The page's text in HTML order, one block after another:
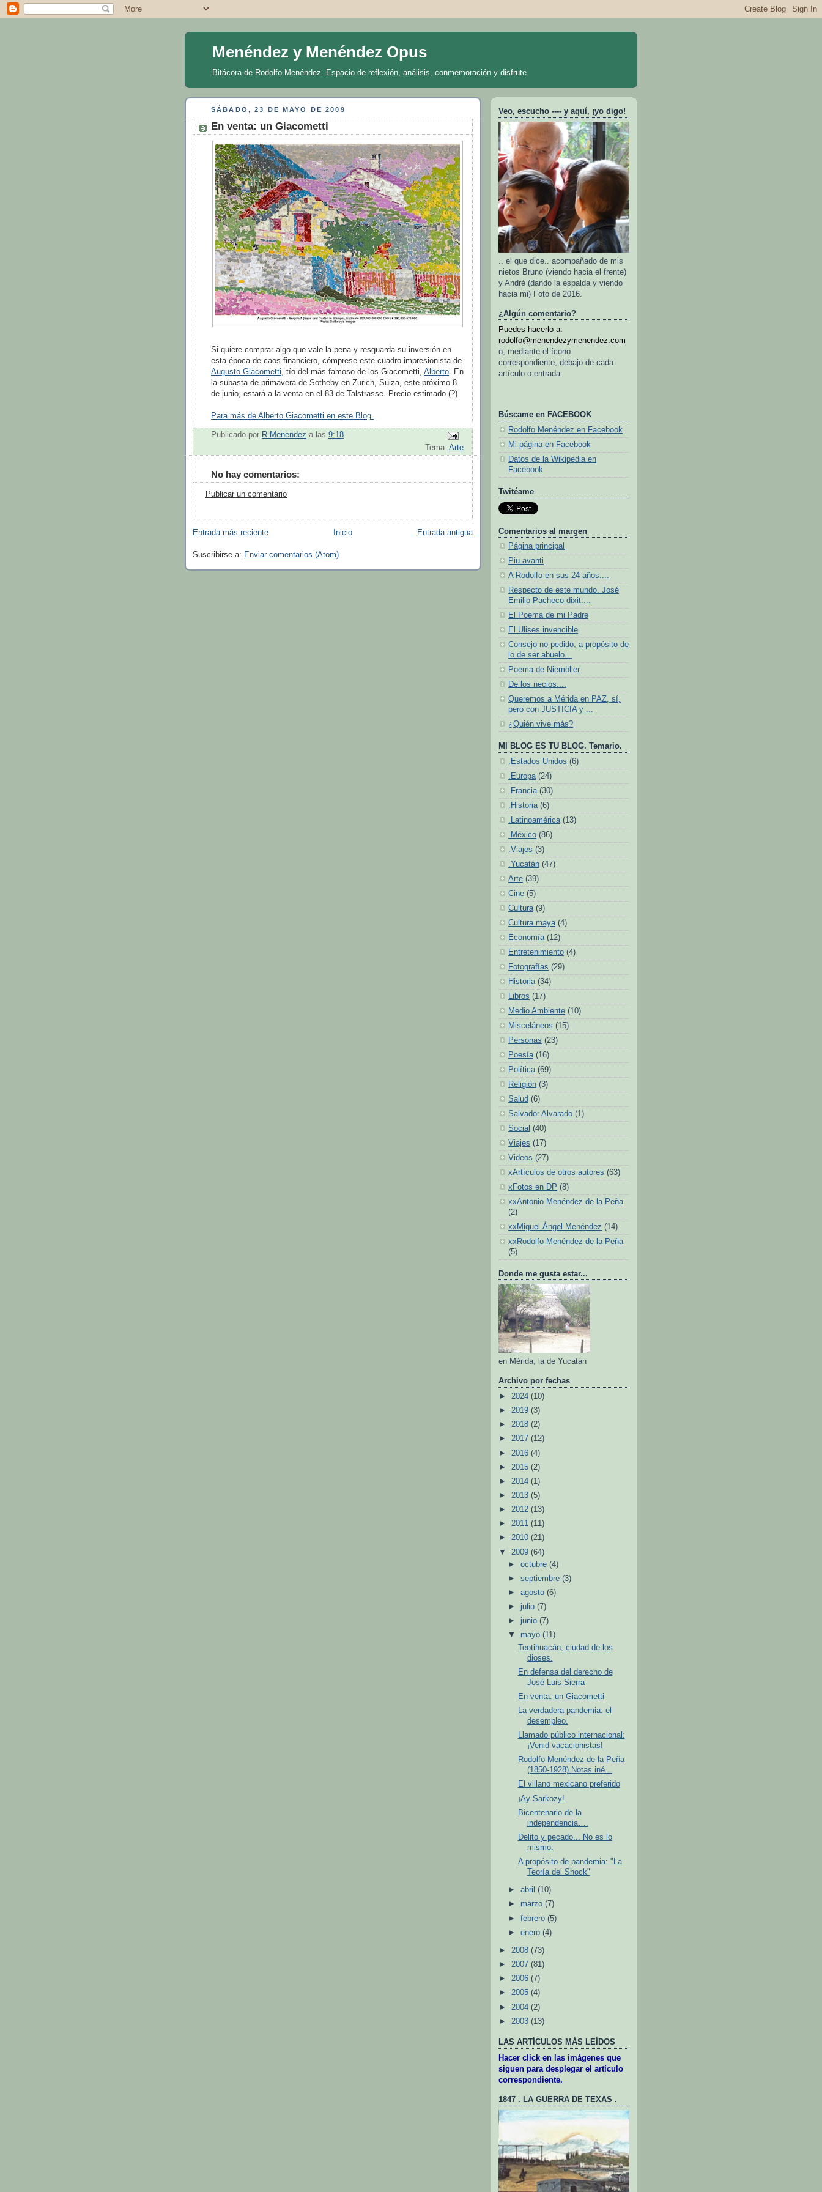
Menéndez y Menéndez Opus
Bitácora de Rodolfo Menéndez. Espacio de reflexión, análisis, conmemoración y disfrute.
SÁBADO, 23 DE MAYO DE 2009
En venta: un Giacometti
Si quiere comprar algo que vale la pena y resguarda su inversión en
esta época de caos financiero, cómprese este cuadro impresionista de
Augusto Giacometti , tío del más famoso de los Giacometti, Alberto . En
la subasta de primavera de Sotheby en Zurich, Suiza, este próximo 8
de junio, estará a la venta en el 83 de Talstrasse. Precio estimado (?)
Para más de Alberto Giacometti en este Blog.
Publicado por R Menendez a las 9:18
Tema: Arte
No hay comentarios:
Publicar un comentario
Entrada más reciente Entrada antigua
Inicio
Suscribirse a: Enviar comentarios (Atom)
Veo, escucho ---- y aquí, ¡yo digo!
.. el que dice.. acompañado de mis
nietos Bruno (viendo hacia el frente)
y André (dando la espalda y viendo
hacia mi) Foto de 2016.
¿Algún comentario?
Puedes hacerlo a:
rodolfo@menendezymenendez.com
o, mediante el ícono
correspondiente, debajo de cada
artículo o entrada.
Búscame en FACEBOOK
Rodolfo Menéndez en Facebook
Mi página en Facebook
Datos de la Wikipedia en
Facebook
Twitéame
Comentarios al margen
Página principal
Piu avanti
A Rodolfo en sus 24 años....
Respecto de este mundo. José
Emilio Pacheco dixit:...
El Poema de mi Padre
El Ulises invencible
Consejo no pedido, a propósito de
lo de ser abuelo...
Poema de Niemöller
De los necios....
Queremos a Mérida en PAZ, sí,
pero con JUSTICIA y ...
¿Quién vive más?
MI BLOG ES TU BLOG. Temario.
.Estados Unidos (6)
.Europa (24)
.Francia (30)
.Historia (6)
.Latinoamérica (13)
.México (86)
.Viajes (3)
.Yucatán (47)
Arte (39)
Cine (5)
Cultura (9)
Cultura maya (4)
Economía (12)
Entretenimiento (4)
Fotografías (29)
Historia (34)
Libros (17)
Medio Ambiente (10)
Misceláneos (15)
Personas (23)
Poesía (16)
Política (69)
Religión (3)
Salud (6)
Salvador Alvarado (1)
Social (40)
Viajes (17)
Videos (27)
xArtículos de otros autores (63)
xFotos en DP (8)
xxAntonio Menéndez de la Peña
(2)
xxMiguel Ángel Menéndez (14)
xxRodolfo Menéndez de la Peña
(5)
Donde me gusta estar...
en Mérida, la de Yucatán
Archivo por fechas
► 2024 (10)
► 2019 (3)
► 2018 (2)
► 2017 (12)
► 2016 (4)
► 2015 (2)
► 2014 (1)
► 2013 (5)
► 2012 (13)
► 2011 (11)
► 2010 (21)
▼ 2009 (64)
►octubre(4)
►septiembre(3)
►agosto(6)
► julio(7)
► junio(7)
▼ mayo(11)
Teotihuacán, ciudad de los
dioses.
En defensa del derecho de
José Luis Sierra
En venta: un Giacometti
La verdadera pandemia: el
desempleo.
Llamado público internacional:
¡Venid vacacionistas!
Rodolfo Menéndez de la Peña
(1850-1928) Notas iné...
El villano mexicano preferido
¡Ay Sarkozy!
Bicentenario de la
independencia….
Delito y pecado... No es lo
mismo.
A propósito de pandemia: "La
Teoría del Shock"
►abril(10)
► marzo(7)
►febrero(5)
►enero(4)
► 2008 (73)
► 2007 (81)
► 2006 (7)
► 2005 (4)
► 2004 (2)
► 2003 (13)
LAS ARTÍCULOS MÁS LEÍDOS
Hacer click en las imágenes que
siguen para desplegar el artículo
correspondiente.
1847 . LA GUERRA DE TEXAS .